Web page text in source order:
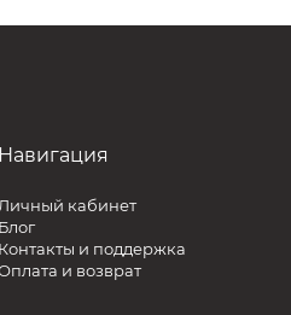
Навигация
Личный кабинет
Блог
Контакты и поддержка
и возврат